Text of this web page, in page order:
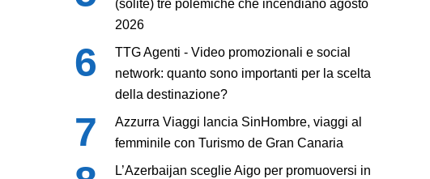
(solite) tre polemiche che incendiano agosto
2026
TTG Agenti - Video promozionali e social
network: quanto sono importanti per la scelta
della destinazione?
Azzurra Viaggi lancia SinHombre, viaggi al
femminile con Turismo de Gran Canaria
L’Azerbaijan sceglie Aigo per promuoversi in